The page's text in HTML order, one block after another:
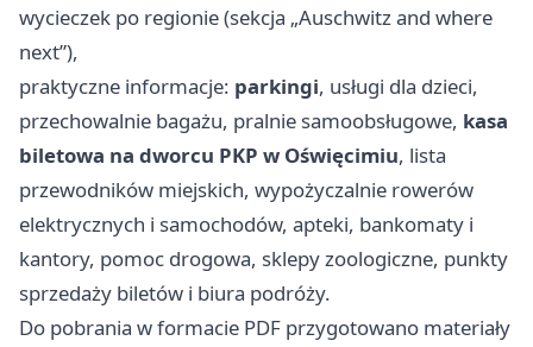
wycieczek po regionie (sekcja „Auschwitz and where
next”),
praktyczne informacje: parkingi, usługi dla dzieci,
przechowalnie bagażu, pralnie samoobsługowe, kasa
biletowa na dworcu PKP w Oświęcimiu, lista
przewodników miejskich, wypożyczalnie rowerów
elektrycznych i samochodów, apteki, bankomaty i
kantory, pomoc drogowa, sklepy zoologiczne, punkty
sprzedaży biletów i biura podróży.
Do pobrania w formacie PDF przygotowano materiały